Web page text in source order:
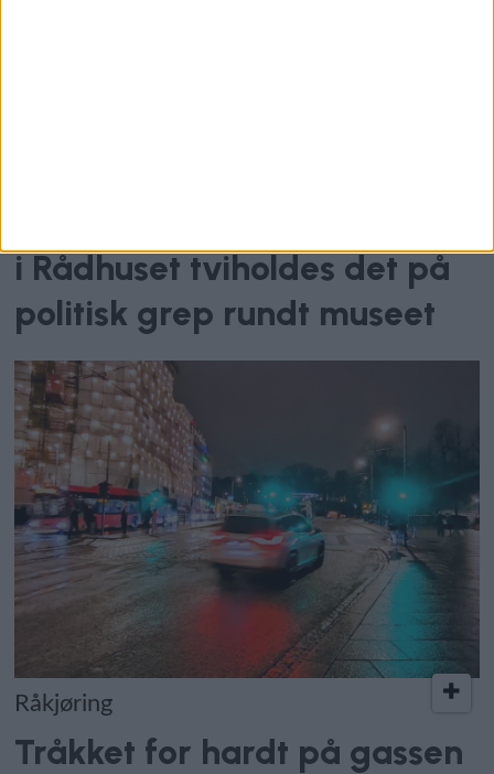
i Rådhuset tviholdes det på
politisk grep rundt museet
Råkjøring
Tråkket for hardt på gassen